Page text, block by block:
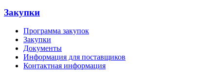
Закупки
Программа закупок
Закупки
Документы
Информация для поставщиков
Контактная информация